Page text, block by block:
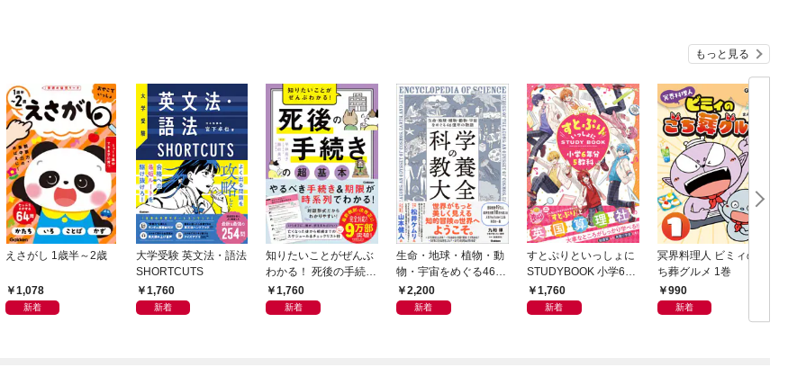
もっと見る
えさがし 1歳半～2歳
1,078
新着
大学受験 英文法・語法
SHORTCUTS
1,760
新着
知りたいことがぜんぶ
わかる！ 死後の手続き
の超基本
1,760
新着
生命・地球・植物・動
物・宇宙をめぐる46億
年の物語 科学の教養大
全
2,200
新着
すとぷりといっしょに
STUDYBOOK 小学6年
分5教科
1,760
新着
冥界料理人 ビミィのご
ち葬グルメ 1巻
990
新着